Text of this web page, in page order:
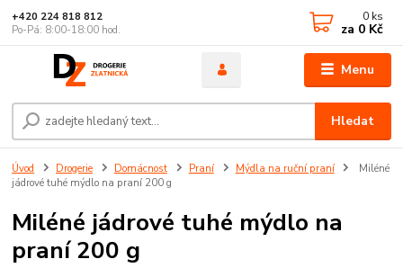
Menu
Hledat
+420 224 818 812
Po-Pá: 8:00-18:00 hod.
0 ks
za 0 Kč
Úvod Drogerie Domácnost Praní Mýdla na ruční praní
Miléné
jádrové tuhé mýdlo na praní 200 g
Miléné jádrové tuhé mýdlo na
praní 200 g